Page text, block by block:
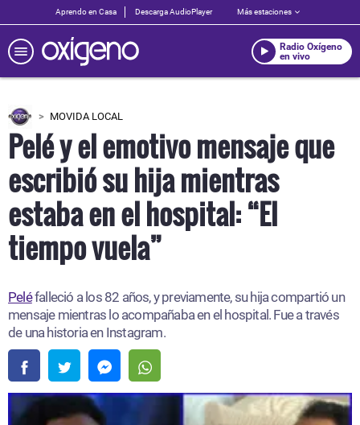
Aprendo en Casa Descarga AudioPlayer Más estaciones
Radio Oxígeno
en vivo
MOVIDA LOCAL
Pelé y el emotivo mensaje que
escribió su hija mientras
estaba en el hospital: “El
tiempo vuela”
Peléfalleció a los 82 años, y previamente, su hija compartió un
mensaje mientras lo acompañaba en el hospital. Fue a través
de una historia en Instagram.